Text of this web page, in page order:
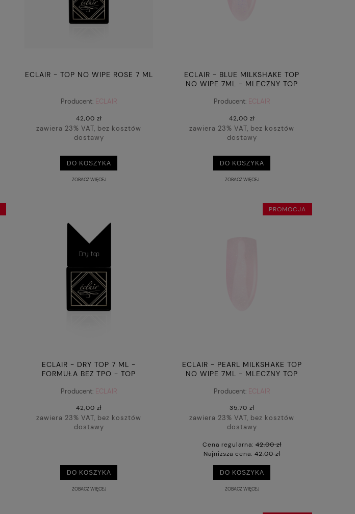
ECLAIR - TOP NO WIPE ROSE 7 ML
Producent: ECLAIR
42,00 zł
zawiera 23% VAT, bez kosztów
dostawy
DO KOSZYKA
ZOBACZ WIĘCEJ
ECLAIR - BLUE MILKSHAKE TOP
NO WIPE 7ML - MLECZNY TOP
Producent: ECLAIR
42,00 zł
zawiera 23% VAT, bez kosztów
dostawy
DO KOSZYKA
ZOBACZ WIĘCEJ
ECLAIR - DRY TOP 7 ML -
FORMUŁA BEZ TPO - TOP
Producent: ECLAIR
42,00 zł
zawiera 23% VAT, bez kosztów
dostawy
DO KOSZYKA
ZOBACZ WIĘCEJ
ECLAIR - PEARL MILKSHAKE TOP
NO WIPE 7ML - MLECZNY TOP
Producent: ECLAIR
35,70 zł
zawiera 23% VAT, bez kosztów
dostawy
Cena regularna:42,00 zł
Najniższa cena:42,00 zł
DO KOSZYKA
ZOBACZ WIĘCEJ
PROMOCJA